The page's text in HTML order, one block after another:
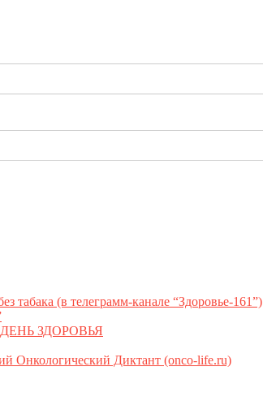
(в телеграмм-канале “Здоровье-161”)
ЗДОРОВЬЯ
Диктант (onco-life.ru)